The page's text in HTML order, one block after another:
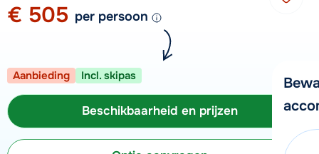
€ 505 per persoon
Aanbieding Incl. skipas
Beschikbaarheid en prijzen